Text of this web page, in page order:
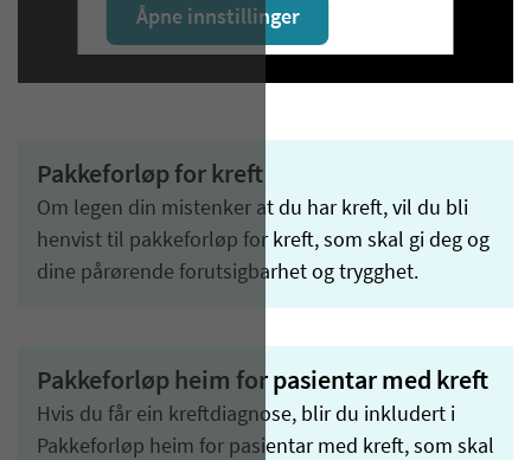
Åpne innstillinger
Pakkeforløp for kreft
Om legen din mistenker at du har kreft, vil du bli
henvist til pakkeforløp for kreft, som skal gi deg og
dine pårørende forutsigbarhet og trygghet.
Pakkeforløp heim for pasientar med kreft
Hvis du får ein kreftdiagnose, blir du inkludert i
Pakkeforløp heim for pasientar med kreft, som skal